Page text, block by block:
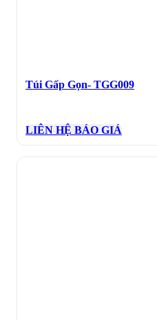
Túi Gấp Gọn- TGG009
LIÊN HỆ BÁO GIÁ